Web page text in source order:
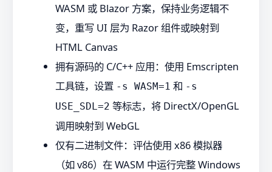
WASM 或 Blazor 方案，保持业务逻辑不
变，重写 UI 层为 Razor 组件或映射到
HTML Canvas
拥有源码的 C/C++ 应用：使用 Emscripten
工具链，设置 -s WASM=1 和 -s
USE_SDL=2 等标志，将 DirectX/OpenGL
调用映射到 WebGL
仅有二进制文件：评估使用 x86 模拟器
（如 v86）在 WASM 中运行完整 Windows